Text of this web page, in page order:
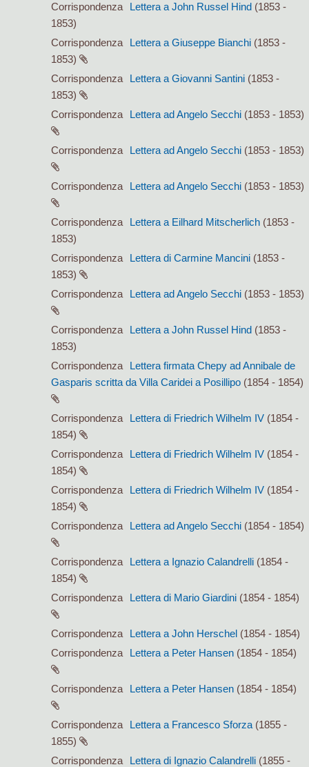
Corrispondenza Lettera a John Russel Hind (1853 -
1853)
Corrispondenza
Lettera a Giuseppe Bianchi (1853 -
1853)
Corrispondenza
Lettera a Giovanni Santini (1853 -
1853)
Corrispondenza
Lettera ad Angelo Secchi (1853 - 1853)
Corrispondenza Lettera ad Angelo Secchi (1853 - 1853)
Corrispondenza Lettera ad Angelo Secchi (1853 - 1853)
Corrispondenza Lettera a Eilhard Mitscherlich (1853 -
1853)
Corrispondenza
Lettera di Carmine Mancini (1853 -
1853)
Corrispondenza
Lettera ad Angelo Secchi (1853 - 1853)
Corrispondenza Lettera a John Russel Hind (1853 -
1853)
Corrispondenza
Lettera firmata Chepy ad Annibale de
Gasparis scritta da Villa Caridei a Posillipo (1854 - 1854)
Corrispondenza Lettera di Friedrich Wilhelm IV (1854 -
1854)
Corrispondenza
Lettera di Friedrich Wilhelm IV (1854 -
1854)
Corrispondenza
Lettera di Friedrich Wilhelm IV (1854 -
1854)
Corrispondenza
Lettera ad Angelo Secchi (1854 - 1854)
Corrispondenza Lettera a Ignazio Calandrelli (1854 -
1854)
Corrispondenza
Lettera di Mario Giardini (1854 - 1854)
Corrispondenza Lettera a John Herschel (1854 - 1854)
Corrispondenza
Lettera a Peter Hansen (1854 - 1854)
Corrispondenza Lettera a Peter Hansen (1854 - 1854)
Corrispondenza Lettera a Francesco Sforza (1855 -
1855)
Corrispondenza
Lettera di Ignazio Calandrelli (1855 -